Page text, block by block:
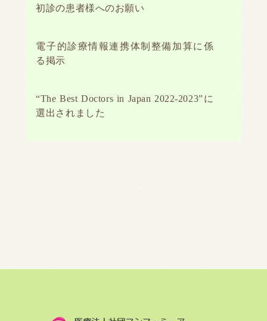
初診の患者様へのお願い
電子的診療情報連携体制整備加算に係
る掲示
“The Best Doctors in Japan 2022-2023”に
選出されました